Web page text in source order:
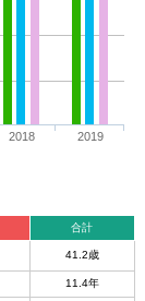
2018 2019
合計
41.2歳
11.4年